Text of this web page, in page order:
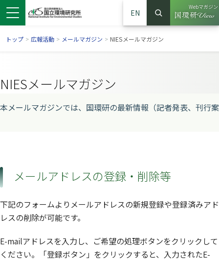
ドウで開きます）
ンドウで開きます）
ウインドウで開きます）
EN
サイト内検索
検索
Webマガジン
（別ウイ
トップ > 広報活動 > メールマガジン > NIESメールマガジン
NIESメールマガジン
本メールマガジンでは、国環研の最新情報（記者発表、刊行
メールアドレスの登録・削除等
下記のフォームよりメールアドレスの新規登録や登録済みアド
レスの削除が可能です。
E-mailアドレスを入力し、ご希望の処理ボタンをクリックして
ください。「登録ボタン」をクリックすると、入力されたE-